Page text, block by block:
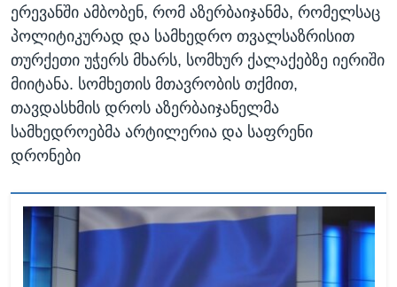
ერევანში ამბობენ, რომ აზერბაიჯანმა, რომელსაც
პოლიტიკურად და სამხედრო თვალსაზრისით
თურქეთი უჭერს მხარს, სომხურ ქალაქებზე იერიში
მიიტანა. სომხეთის მთავრობის თქმით,
თავდასხმის დროს აზერბაიჯანელმა
სამხედროებმა არტილერია და საფრენი
დრონები